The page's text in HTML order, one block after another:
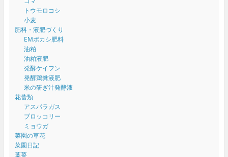
トウモロコシ
小麦
肥料・液肥づくり
EMボカシ肥料
油粕
油粕液肥
発酵ケイフン
発酵鶏糞液肥
米の研ぎ汁発酵液
花蕾類
アスパラガス
ブロッコリー
ミョウガ
菜園の草花
菜園日記
葉菜